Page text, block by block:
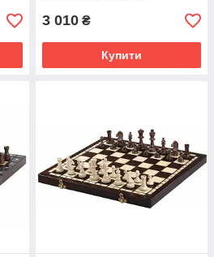
3 010 ₴
Купити